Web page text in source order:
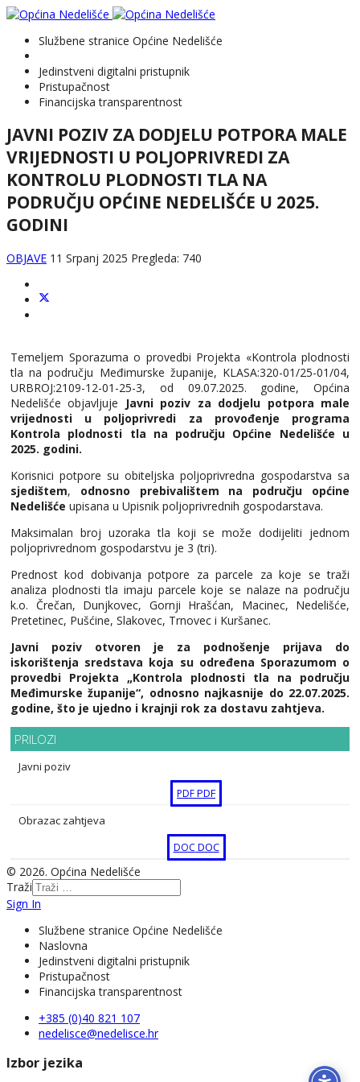
Službene stranice Općine Nedelišće
Jedinstveni digitalni pristupnik
Pristupačnost
Financijska transparentnost
JAVNI POZIV ZA DODJELU POTPORA MALE
VRIJEDNOSTI U POLJOPRIVREDI ZA
KONTROLU PLODNOSTI TLA NA
PODRUČJU OPĆINE NEDELIŠĆE U 2025.
GODINI
OBJAVE 11 Srpanj 2025 Pregleda: 740
Temeljem Sporazuma o provedbi Projekta «Kontrola plodnosti
tla na području Međimurske županije, KLASA:320-01/25-01/04,
URBROJ:2109-12-01-25-3, od 09.07.2025. godine, Općina
Nedelišće objavljuje
Javni poziv za dodjelu potpora male
vrijednosti u poljoprivredi za provođenje programa
Kontrola plodnosti tla na području Općine Nedelišće u
2025. godini.
Korisnici potpore su obiteljska poljoprivredna gospodarstva sa
sjedištem, odnosno prebivalištem na području općine
Nedelišće upisana u Upisnik poljoprivrednih gospodarstava.
Maksimalan broj uzoraka tla koji se može dodijeliti jednom
poljoprivrednom gospodarstvu je 3 (tri).
Prednost kod dobivanja potpore za parcele za koje se traži
analiza plodnosti tla imaju parcele koje se nalaze na području
k.o. Črečan, Dunjkovec, Gornji Hrašćan, Macinec, Nedelišće,
Pretetinec, Pušćine, Slakovec, Trnovec i Kuršanec.
Javni poziv otvoren je za podnošenje prijava do
iskorištenja sredstava koja su određena Sporazumom o
provedbi Projekta „Kontrola plodnosti tla na području
Međimurske županije“, odnosno najkasnije do 22.07.2025.
godine, što je ujedno i krajnji rok za dostavu zahtjeva.
PRILOZI
Javni poziv
PDFPDF
Obrazac zahtjeva
DOC DOC
© 2026. Općina Nedelišće
Traži
Sign In
Službene stranice Općine Nedelišće
Naslovna
Jedinstveni digitalni pristupnik
Pristupačnost
Financijska transparentnost
+385 (0)40 821 107
nedelisce@nedelisce.hr
Izbor jezika